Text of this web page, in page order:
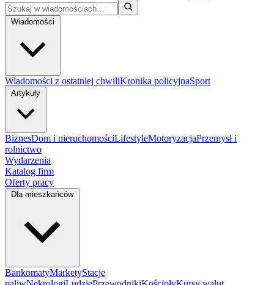
Wiadomości
Wiadomości z ostatniej chwiliKronika policyjnaSport
Artykuły
BiznesDom i nieruchomościLifestyleMotoryzacjaPrzemysł i
rolnictwo
Wydarzenia
Katalog firm
Oferty pracy
Dla mieszkańców
BankomatyMarketyStacje